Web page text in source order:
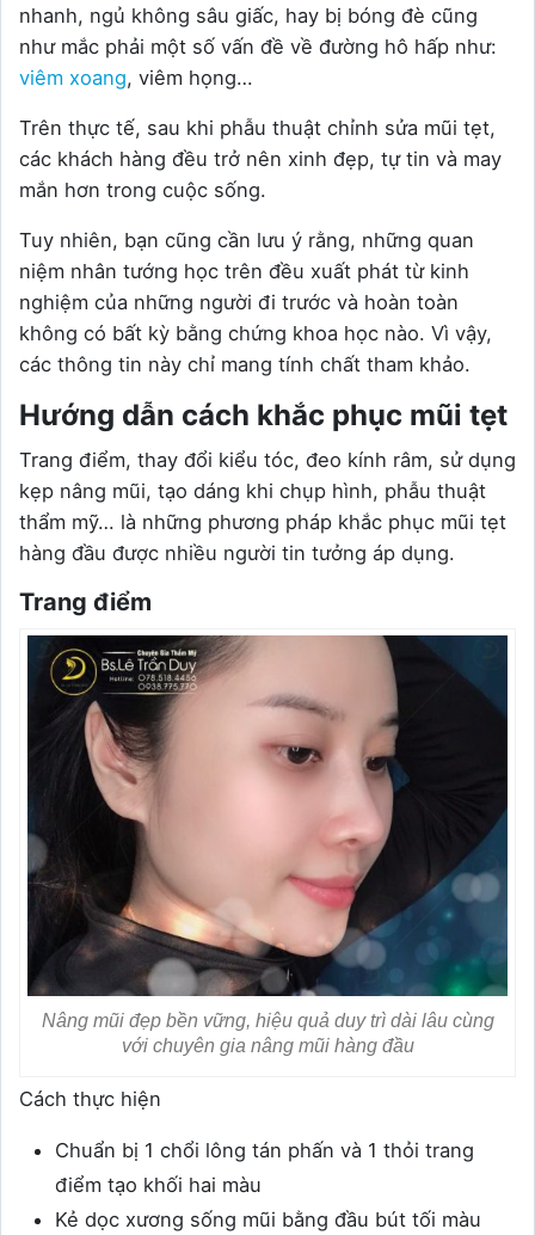
nhanh, ngủ không sâu giấc, hay bị bóng đè cũng
như mắc phải một số vấn đề về đường hô hấp như:
viêm xoang, viêm họng…
Trên thực tế, sau khi phẫu thuật chỉnh sửa mũi tẹt,
các khách hàng đều trở nên xinh đẹp, tự tin và may
mắn hơn trong cuộc sống.
Tuy nhiên, bạn cũng cần lưu ý rằng, những quan
niệm nhân tướng học trên đều xuất phát từ kinh
nghiệm của những người đi trước và hoàn toàn
không có bất kỳ bằng chứng khoa học nào. Vì vậy,
các thông tin này chỉ mang tính chất tham khảo.
Hướng dẫn cách khắc phục mũi tẹt
Trang điểm, thay đổi kiểu tóc, đeo kính râm, sử dụng
kẹp nâng mũi, tạo dáng khi chụp hình, phẫu thuật
thẩm mỹ… là những phương pháp khắc phục mũi tẹt
hàng đầu được nhiều người tin tưởng áp dụng.
Trang điểm
Nâng mũi đẹp bền vững, hiệu quả duy trì dài lâu cùng
với chuyên gia nâng mũi hàng đầu
Cách thực hiện
Chuẩn bị 1 chổi lông tán phấn và 1 thỏi trang
điểm tạo khối hai màu
Kẻ dọc xương sống mũi bằng đầu bút tối màu